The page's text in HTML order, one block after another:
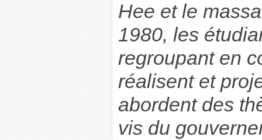
Hee et le
1980, les
regroupant en
réalisent et
abordent des
vis du